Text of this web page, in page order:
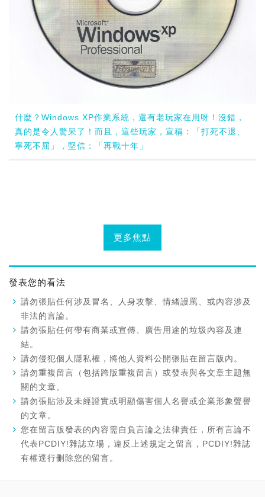
什麼？Windows XP作業系統，還有老玩家在用呀！沒錯，
真的是令人驚呆了！而且，這些玩家，宣稱：「打死不退、
寧死不屈」，堅信：「再戰十年」
更多焦點
發表您的看法
請勿張貼任何涉及冒名、人身攻擊、情緒謾罵、或內容涉及
非法的言論。
請勿張貼任何帶有商業或宣傳、廣告用途的垃圾內容及連
結。
請勿侵犯個人隱私權，將他人資料公開張貼在留言版內。
請勿重複留言（包括跨版重複留言）或發表與各文章主題無
關的文章。
請勿張貼涉及未經證實或明顯傷害個人名譽或企業形象聲譽
的文章。
您在留言版發表的內容需自負言論之法律責任，所有言論不
代表PCDIY!雜誌立場，違反上述規定之留言，PCDIY!雜誌
有權逕行刪除您的留言。